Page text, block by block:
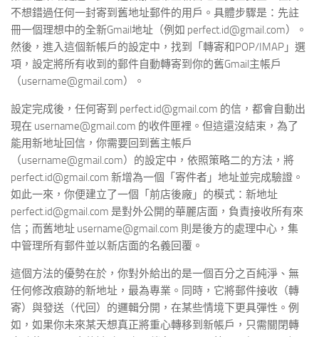
不想錯過任何一封寄到舊地址郵件的用戶。具體步驟是：先註
冊一個理想中的全新Gmail地址（例如 perfect.id@gmail.com）。
然後，進入這個新帳戶的設定中，找到「轉寄和POP/IMAP」選
項，設定將所有收到的郵件自動轉寄到你的舊Gmail主帳戶
（username@gmail.com）。
設定完成後，任何寄到 perfect.id@gmail.com 的信，都會自動出
現在 username@gmail.com 的收件匣裡。但這還沒結束，為了
能用新地址回信，你需要回到舊主帳戶
（username@gmail.com）的設定中，依照策略二的方法，將
perfect.id@gmail.com 新增為一個「寄件者」地址並完成驗證。
如此一來，你便建立了一個「前店後廠」的模式：新地址
perfect.id@gmail.com 是對外公開的華麗店面，負責接收所有來
信；而舊地址 username@gmail.com 則是後方的處理中心，集
中管理所有郵件並以新店面的名義回覆。
這個方法的優勢在於，你對外給出的是一個百分之百純淨、無
任何修改痕跡的新地址，最為專業。同時，它將郵件接收（轉
寄）與發送（代回）的邏輯分開，在某些情境下更具彈性。例
如，如果你未來某天想真正將重心轉移到新帳戶，只需關閉轉